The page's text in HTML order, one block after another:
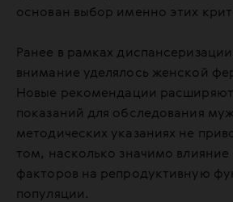
основан выбор именно этих
Ранее в рамках
внимание уделялось женской
Новые рекомендации расширяют
показаний для обследования
методических указаниях не
том, насколько значимо влияние
факторов на репродуктивную
популяции.